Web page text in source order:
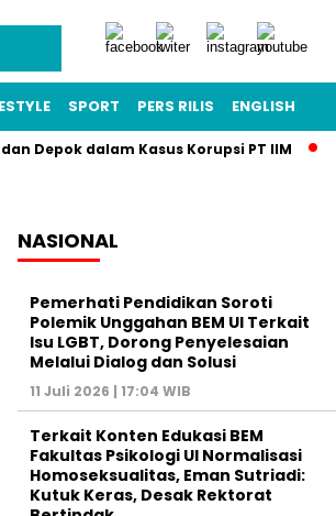
SPORT PERS RILIS ENGLISH
Depok dalam Kasus Korupsi PT IIM
NASIONAL
Pemerhati Pendidikan Soroti
Polemik Unggahan BEM UI Terkait
Isu LGBT, Dorong Penyelesaian
Melalui Dialog dan Solusi
11 Juli 2026 | 17:04 WIB
Terkait Konten Edukasi BEM
Fakultas Psikologi UI Normalisasi
Homoseksualitas, Eman Sutriadi:
Kutuk Keras, Desak Rektorat